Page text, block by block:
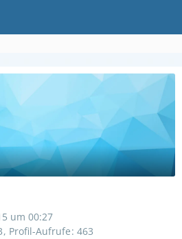
um 00:27
Profil-Aufrufe 463